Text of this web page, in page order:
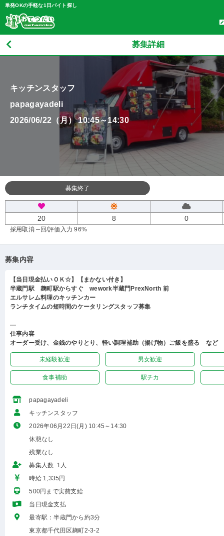
単発OKの手軽な1日バイト探し
募集詳細
キッチンスタッフ
papagayadeli
2026/06/22（月） 10:45～14:30
募集終了
20 8 0
採用取消 --回/評価入力 96%
募集内容
【当日現金払いＯＫ☆】【まかない付き】
半蔵門駅 麹町駅からすぐ wework半蔵門PrexNorth 前
エルサレム料理のキッチンカー
ランチタイムの短時間のケータリングスタッフ募集
---
仕事内容
オーダー受け、金銭のやりとり、軽い調理補助（揚げ物）ご飯を盛る など
未経験歓迎 男女歓迎
食事補助 駅チカ
papagayadeli
キッチンスタッフ
2026年06月22日(月) 10:45～14:30
休憩なし
残業なし
募集人数 1人
時給 1,335円
500円まで実費支給
当日現金支払
最寄駅：半蔵門から約3分
東京都千代田区麹町2-3-2